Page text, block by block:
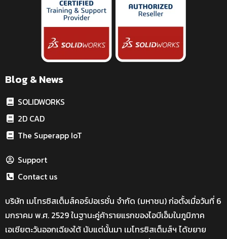
Blog & News
SOLIDWORKS
2D CAD
The Superapp IoT
Support
Contact us
บริษัท เมโทรซิสเต็มส์คอร์ปอเรชั่น จำกัด (มหาชน) ก่อตั้งเมื่อวันที่ 6
มกราคม พ.ศ. 2529 ในฐานะคู่ค้ารายแรกของไอบีเอ็มในภูมิภาค
เอเชียตะวันออกเฉียงใต้ นับแต่นั้นมา เมโทรซิสเต็มส์ฯ ได้ขยาย